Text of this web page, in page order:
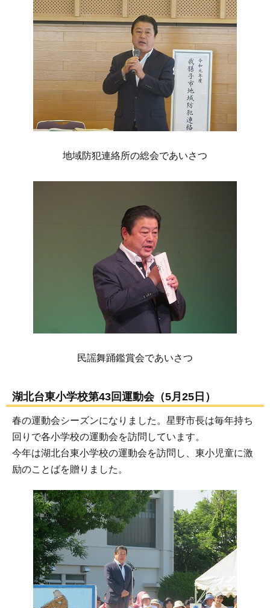
地域防犯連絡所の総会であいさつ
民謡舞踊鑑賞会であいさつ
湖北台東小学校第43回運動会（5月25日）
春の運動会シーズンになりました。星野市長は毎年持ち
回りで各小学校の運動会を訪問しています。
今年は湖北台東小学校の運動会を訪問し、東小児童に激
励のことばを贈りました。